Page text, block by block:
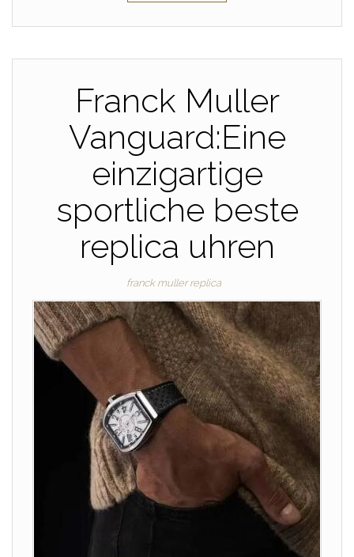
Franck Muller
Vanguard:Eine
einzigartige
sportliche beste
replica uhren
franck muller replica